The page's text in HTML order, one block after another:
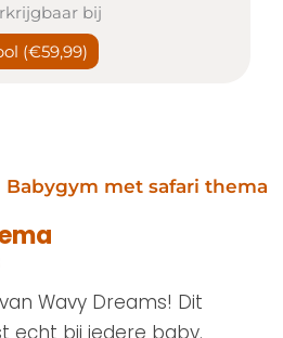
bij
(€59,99)
Wavy Dreams! Dit
echt bij iedere baby.